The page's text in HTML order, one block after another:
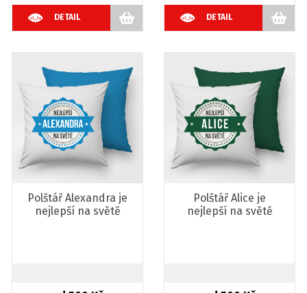
DETAIL DETAIL
Polštář Alexandra je
nejlepší na světě
Polštář Alice je
nejlepší na světě